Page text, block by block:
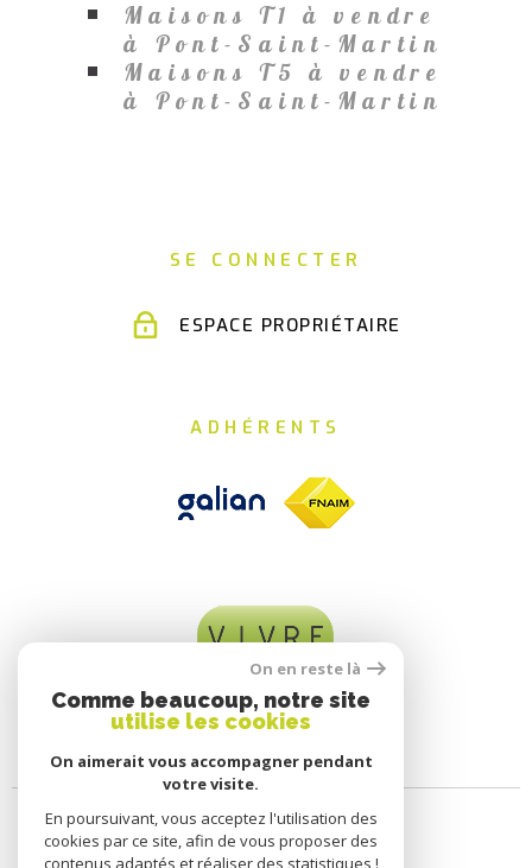
Maisons T1 à vendre
à Pont-Saint-Martin
Maisons T5 à vendre
à Pont-Saint-Martin
SE CONNECTER
ESPACE PROPRIÉTAIRE
ADHÉRENTS
On en reste là
Comme beaucoup, notre site
utilise les cookies
On aimerait vous accompagner pendant
votre visite.
En poursuivant, vous acceptez l'utilisation des
cookies par ce site, afin de vous proposer des
contenus adaptés et réaliser des statistiques !